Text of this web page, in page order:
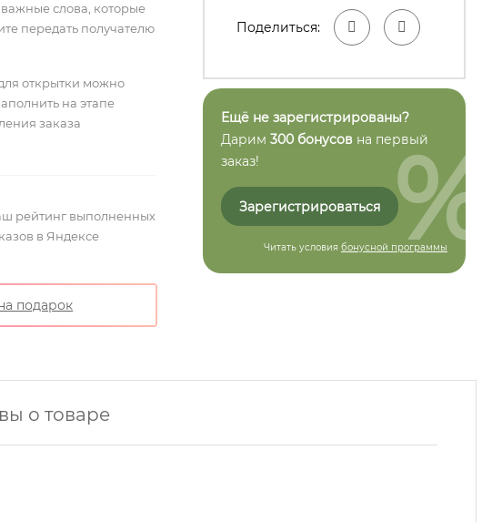
слова, которые
передать получателю
открытки можно
на этапе
заказа
рейтинг выполненных
в Яндексе
подарок
Поделиться:
Ещё не зарегистрированы?
Дарим 300 бонусов на первый
заказ!
Зарегистрироваться
Читать условия бонусной программы
%
о товаре